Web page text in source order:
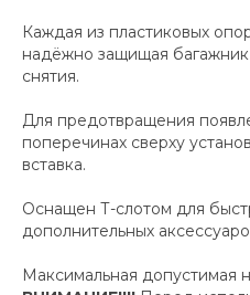
Каждая из пластиковых
надёжно защищая
снятия.
Для предотвращения
поперечинах сверху
вставка.
Оснащен Т-слотом для
дополнительных
Максимальная допустимая